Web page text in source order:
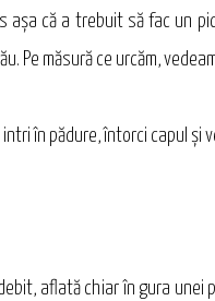
aşa că a trebuit să fac un
Pe măsură ce urcăm,
în pădure, întorci capul şi
aflată chiar în gura